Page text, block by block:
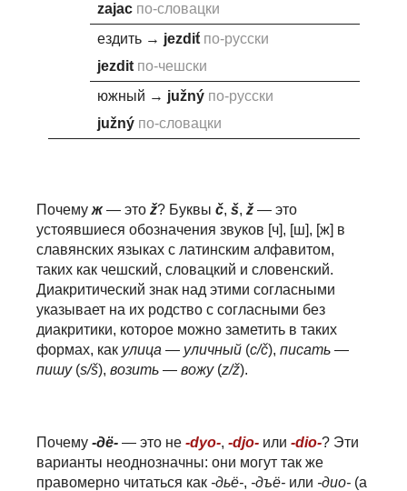
zajac по-словацки
ездить→ jezdit́ по-русски
jezdit по-чешски
южный → južný по-русски
južný по-словацки
Почему ж— это ž? Буквы č, š, ž — это
устоявшиеся обозначения звуков [ч], [ш], [ж] в
славянских языках с латинским алфавитом,
таких как чешский, словацкий и словенский.
Диакритический знак над этими согласными
указывает на их родство с согласными без
диакритики, которое можно заметить в таких
формах, как улица — уличный (c/č), писать —
пишу(s/š), возить — вожу(z/ž).
Почему -дё- — это не -dyo-, -djo- или -dio-? Эти
варианты неоднозначны: они могут так же
правомерно читаться как -дьё-, -дъё- или -дио- (а